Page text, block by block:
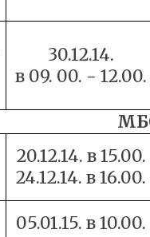
30.12.14.
в 09. 00. - 12.00.
20.12.14. в 15.00.
24.12.14. в 16.00.
05.01.15. в 10.00.